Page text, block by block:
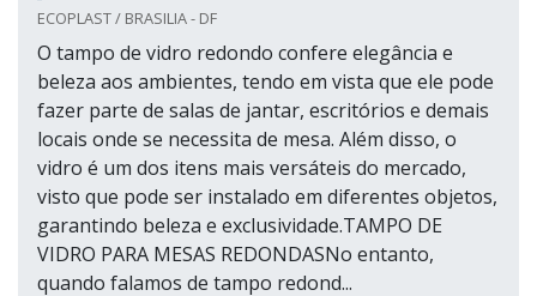
ECOPLAST / BRASILIA - DF
O tampo de vidro redondo confere elegância e
beleza aos ambientes, tendo em vista que ele pode
fazer parte de salas de jantar, escritórios e demais
locais onde se necessita de mesa. Além disso, o
vidro é um dos itens mais versáteis do mercado,
visto que pode ser instalado em diferentes objetos,
garantindo beleza e exclusividade.TAMPO DE
VIDRO PARA MESAS REDONDASNo entanto,
quando falamos de tampo redond...